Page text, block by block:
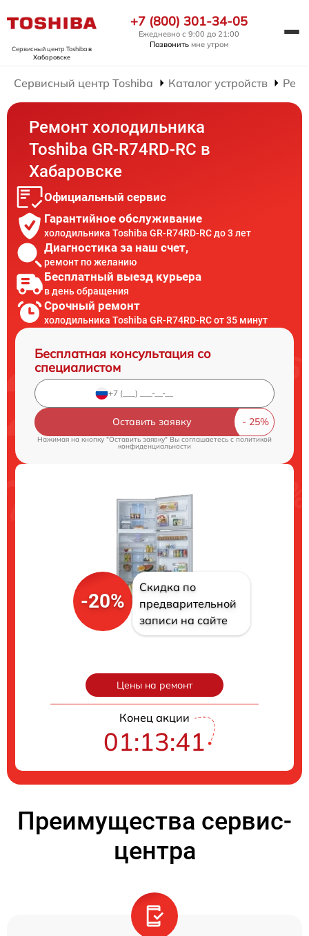
Сервисный центр Toshibaв
Хабаровске
+7 (800) 301-34-05
Ежедневно с 9:00 до 21:00
Позвонить мне утром
Сервисный центр Toshiba Каталог устройств
Ремонт холодильника
Toshiba GR-R74RD-RC в
Хабаровске
Официальный сервис
Гарантийное обслуживание
холодильника Toshiba GR-R74RD-RC до 3 лет
Диагностика за наш счет,
ремонт по желанию
Бесплатный выезд курьера
в день обращения
Срочный ремонт
холодильника Toshiba GR-R74RD-RC от 35 минут
Бесплатная консультация со
специалистом
Оставить заявку
Нажимая на кнопку "Оставить заявку" Вы соглашаетесь cполитикой
конфиденциальности
-20%
Скидка по
предварительной
записи на сайте
Цены на ремонт
Конец акции
01:13:40
Преимущества сервис-
центра